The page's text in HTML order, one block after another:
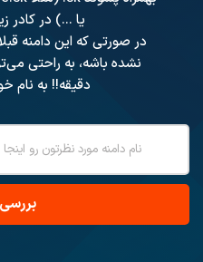
یا ...) در کادر
در صورتی که این دامنه
نشده باشه، به راحتی
دقیقه!! به نام